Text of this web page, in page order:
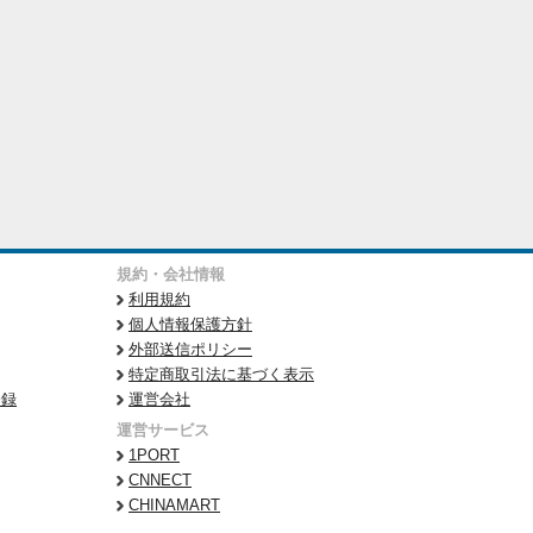
規約・会社情報
利用規約
個人情報保護方針
外部送信ポリシー
特定商取引法に基づく表示
運営会社
運営サービス
1PORT
CNNECT
CHINAMART